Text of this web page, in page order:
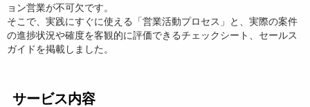
ョン営業が不可欠です。
そこで、実践にすぐに使える「営業活動プロセス」と、実際の案件
の進捗状況や確度を客観的に評価できるチェックシート、セールス
ガイドを掲載しました。
サービス内容